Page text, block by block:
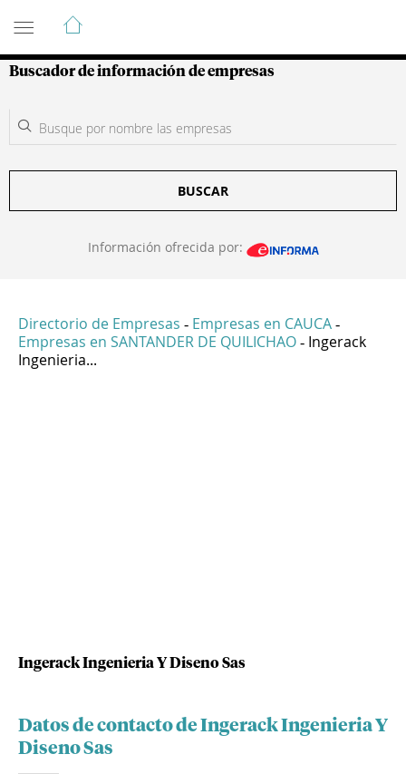
Guía de Empresas Colombianas
Buscador de información de empresas
BUSCAR
Información ofrecida por:
Directorio de Empresas - Empresas en CAUCA -
Empresas en SANTANDER DE QUILICHAO - Ingerack
Ingenieria...
Ingerack Ingenieria Y Diseno Sas
Datos de contacto de Ingerack Ingenieria Y
Diseno Sas